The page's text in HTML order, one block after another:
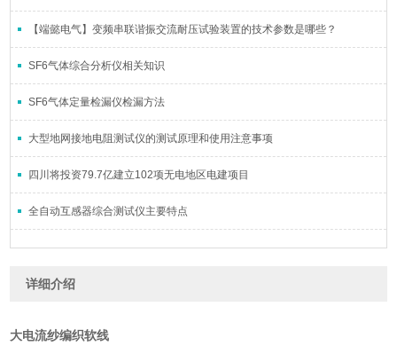
【端懿电气】变频串联谐振交流耐压试验装置的技术参数是哪些？
SF6气体综合分析仪相关知识
SF6气体定量检漏仪检漏方法
大型地网接地电阻测试仪的测试原理和使用注意事项
四川将投资79.7亿建立102项无电地区电建项目
全自动互感器综合测试仪主要特点
详细介绍
大电流纱编织软线